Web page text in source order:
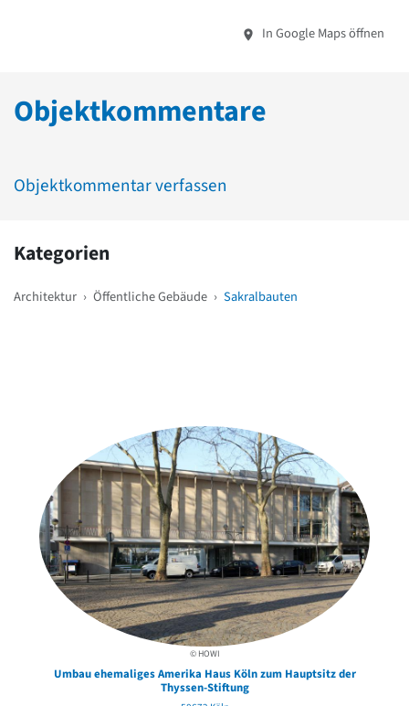
In Google Maps öffnen
Objektkommentare
Objektkommentar verfassen
Kategorien
Architektur › Öffentliche Gebäude › Sakralbauten
© HOWI
Umbau ehemaliges Amerika Haus Köln zum Hauptsitz der
Thyssen-Stiftung